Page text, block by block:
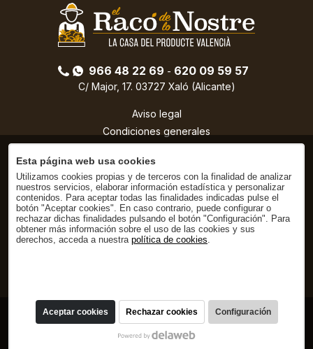
966 48 22 69 - 620 09 59 57
C/ Major, 17. 03727 Xaló (Alicante)
Aviso legal
Condiciones generales
Política de privacidad
Condiciones de compra
Política de cookies
Esta página web usa cookies
Utilizamos cookies propias y de terceros con la finalidad de analizar
nuestros servicios, elaborar información estadística y personalizar
contenidos. Para aceptar todas las finalidades indicadas pulse el
botón "Aceptar cookies". En caso contrario, puede configurar o
rechazar dichas finalidades pulsando el botón "Configuración". Para
obtener más información sobre el uso de las cookies y sus
derechos, acceda a nuestra política de cookies.
Aceptar cookies Rechazar cookies Configuración